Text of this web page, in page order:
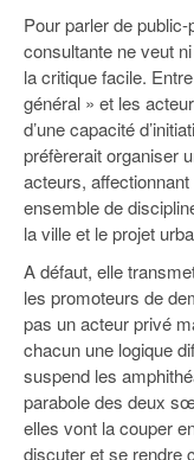
Pour parler de
consultante ne veut
la critique facile.
général » et les
d’une capacité
préfèrerait organiser
acteurs, affectionnant
ensemble de
la ville et le projet
A défaut, elle
les promoteurs de
pas un acteur privé
chacun une logique
suspend les
parabole des deux
elles vont la couper
discuter et se rendre